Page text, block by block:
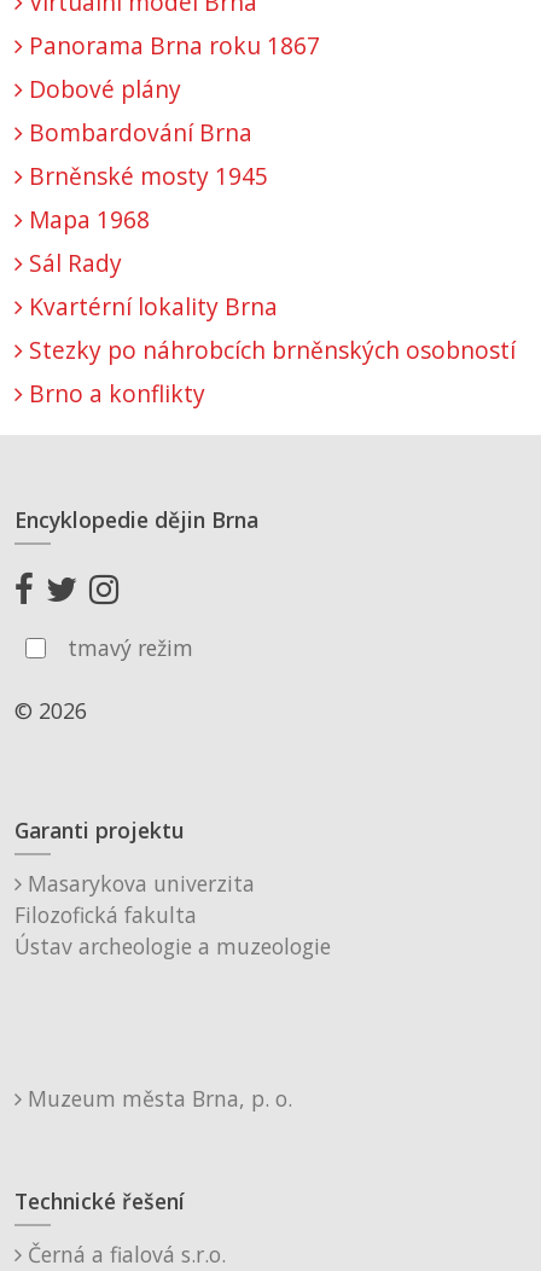
Panorama Brna roku 1867
Dobové plány
Bombardování Brna
Brněnské mosty 1945
Mapa 1968
Sál Rady
Kvartérní lokality Brna
Stezky po náhrobcích brněnských osobností
Brno a konflikty
Encyklopedie dějin Brna
tmavý režim
© 2026
Garanti projektu
Masarykova univerzita
Filozofická fakulta
Ústav archeologie a muzeologie
Muzeum města Brna, p. o.
Technické řešení
Černá a fialová s.r.o.